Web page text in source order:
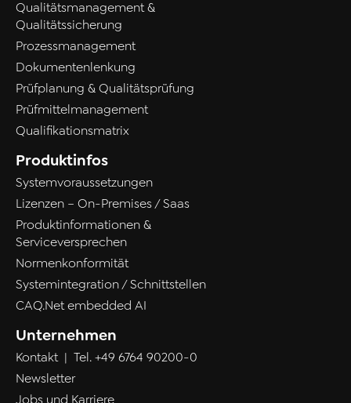
Qualitätsmanagement &
Qualitätssicherung
Prozessmanagement
Dokumentenlenkung
Prüfplanung & Qualitätsprüfung
Prüfmittelmanagement
Qualifikationsmatrix
Produktinfos
Systemvoraussetzungen
Lizenzen – On-Premises / Saas
Produktinformationen &
Serviceversprechen
Normenkonformität
Systemintegration / Schnittstellen
CAQ.Net embedded AI
Unternehmen
Kontakt| Tel. +49 6764 90200-0
Newsletter